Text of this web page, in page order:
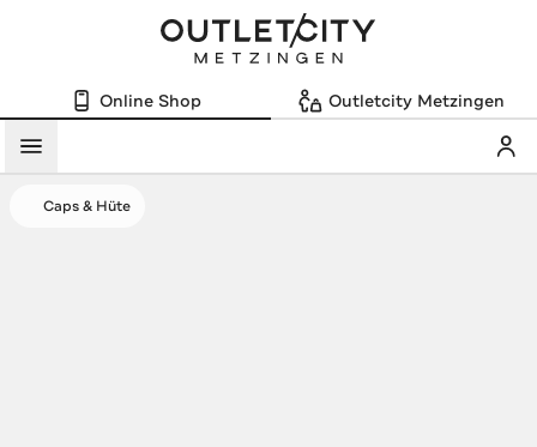
Online Shop Outletcity Metzingen
Menü
Caps & Hüte